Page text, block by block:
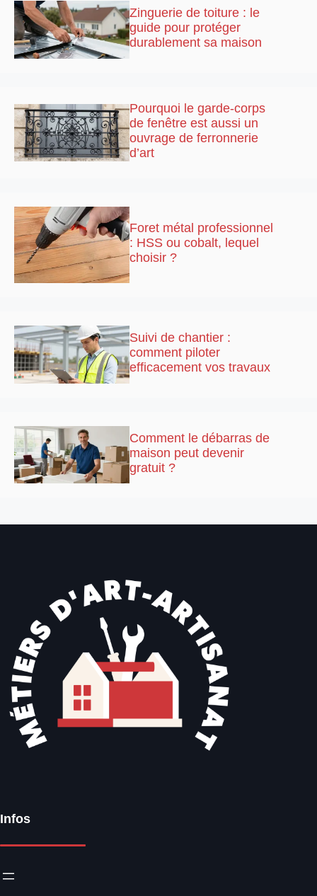
Zinguerie de toiture : le
guide pour protéger
durablement sa maison
Pourquoi le garde-corps
de fenêtre est aussi un
ouvrage de ferronnerie
d’art
Foret métal professionnel
: HSS ou cobalt, lequel
choisir ?
Suivi de chantier :
comment piloter
efficacement vos travaux
Comment le débarras de
maison peut devenir
gratuit ?
Infos